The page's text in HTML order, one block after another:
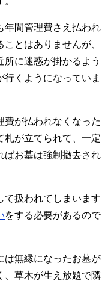
年間管理費さえ払われ
とはありませんが、
に迷惑が掛かるよう
くようになっていま
費が払われなくなった
札が立てられて、一定
ばお墓は強制撤去され
て扱われてしまいます
をする必要があるので
は無縁になったお墓が
、草木が生え放題で隣